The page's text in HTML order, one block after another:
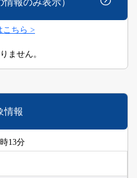
こちら >
ません。
情報
13分